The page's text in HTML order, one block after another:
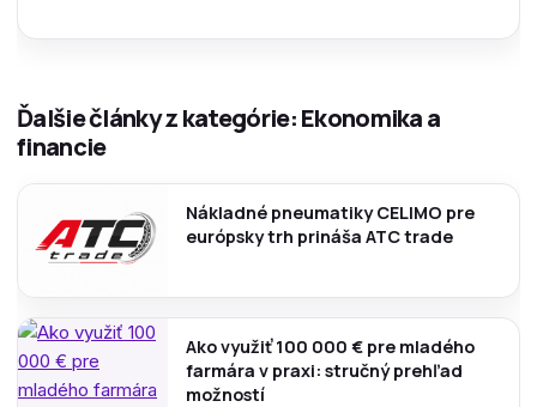
Ďalšie články z kategórie: Ekonomika a
financie
Nákladné pneumatiky CELIMO pre
európsky trh prináša ATC trade
Ako využiť 100 000 € pre mladého
farmára v praxi: stručný prehľad
možností